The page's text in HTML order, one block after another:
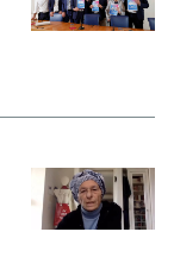
calcio 2026